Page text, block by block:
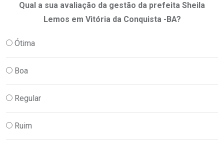
Qual a sua avaliação da gestão da prefeita Sheila
Lemos em Vitória da Conquista -BA?
Ótima
Boa
Regular
Ruim